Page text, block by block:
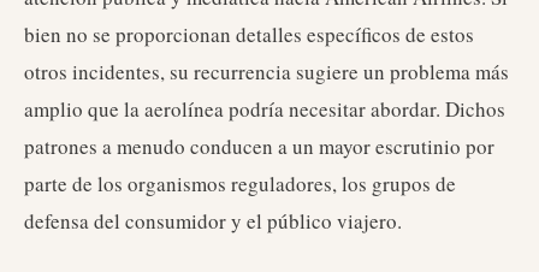
bien no se proporcionan detalles específicos de estos
otros incidentes, su recurrencia sugiere un problema más
amplio que la aerolínea podría necesitar abordar. Dichos
patrones a menudo conducen a un mayor escrutinio por
parte de los organismos reguladores, los grupos de
defensa del consumidor y el público viajero.